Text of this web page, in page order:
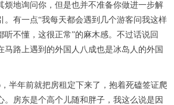
烦地询问你，但是也并不准备你做进一步解
。有一点“我每天都会遇到几个游客问我这样
听不懂，这很正常”的麻木感。不过话说回
马路上遇到的外国人八成也是冰岛人的外国
半年前就把房租定下来了，抱着死磕签证爬
。房东是个高个儿随和胖子，我这么说是因